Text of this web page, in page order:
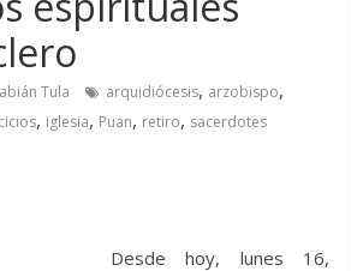
Tula arquidiócesis, arzobispo,
, iglesia, Puan, retiro, sacerdotes
Desde hoy, lunes 16,